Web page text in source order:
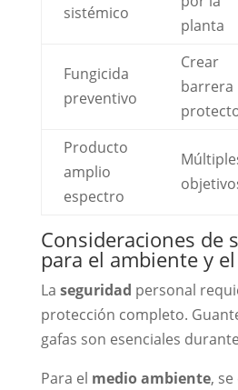
sistémico
planta
Fungicida
preventivo
Crear
barrera
Producto
amplio
espectro
Consideraciones de
para el ambiente y
La seguridad personal
protección completo.
gafas son esenciales
Para el medio ambiente,